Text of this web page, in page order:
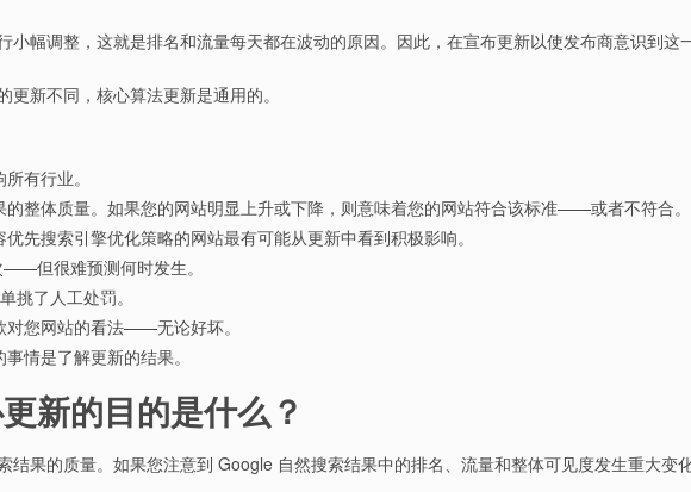
小幅调整，这就是排名和流量每天都在波动的原因。因此，在宣布更新以使发布商意识到这
新不同，核心算法更新是通用的。
有行业。
的整体质量。如果您的网站明显上升或下降，则意味着您的网站符合该标准——或者不符合。
先搜索引擎优化策略的网站最有可能从更新中看到积极影响。
但很难预测何时发生。
挑了人工处罚。
对您网站的看法——无论好坏。
情是了解更新的结果。
新的目的是什么？
结果的质量。如果您注意到 Google 自然搜索结果中的排名、流量和整体可见度发生重大变